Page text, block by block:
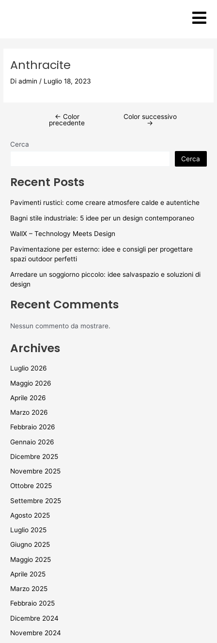
Anthracite
Diadmin / Luglio 18, 2023
← Color
precedente
Color successivo
→
Cerca
Cerca
Recent Posts
Pavimenti rustici: come creare atmosfere calde e autentiche
Bagni stile industriale: 5 idee per un design contemporaneo
WallX – Technology Meets Design
Pavimentazione per esterno: idee e consigli per progettare
spazi outdoor perfetti
Arredare un soggiorno piccolo: idee salvaspazio e soluzioni di
design
Recent Comments
Nessun commento da mostrare.
Archives
Luglio 2026
Maggio 2026
Aprile 2026
Marzo 2026
Febbraio 2026
Gennaio 2026
Dicembre 2025
Novembre 2025
Ottobre 2025
Settembre 2025
Agosto 2025
Luglio 2025
Giugno 2025
Maggio 2025
Aprile 2025
Marzo 2025
Febbraio 2025
Dicembre 2024
Novembre 2024